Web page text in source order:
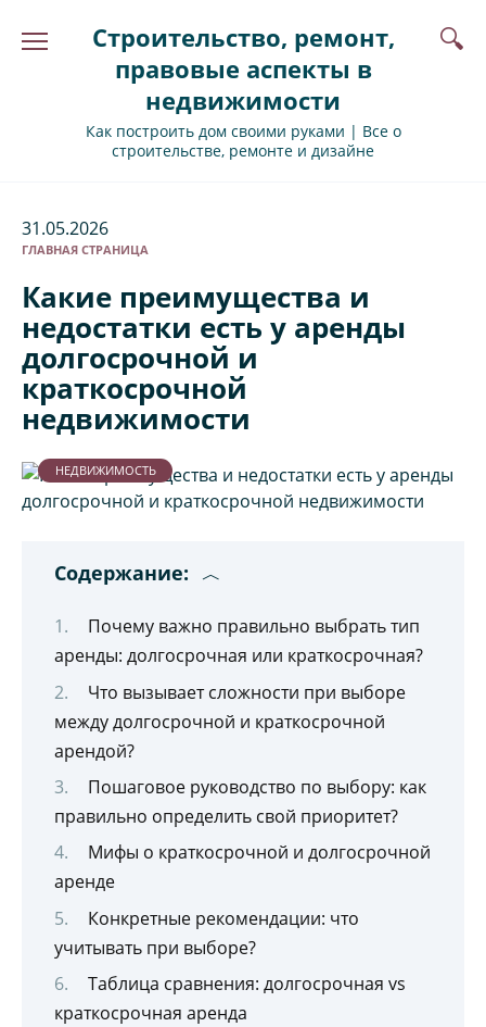
Строительство, ремонт,
правовые аспекты в
недвижимости
Как построить дом своими руками | Все о
строительстве, ремонте и дизайне
31.05.2026
ГЛАВНАЯ СТРАНИЦА
Какие преимущества и
недостатки есть у аренды
долгосрочной и
краткосрочной
недвижимости
НЕДВИЖИМОСТЬ
Содержание:
Почему важно правильно выбрать тип
аренды: долгосрочная или краткосрочная?
Что вызывает сложности при выборе
между долгосрочной и краткосрочной
арендой?
Пошаговое руководство по выбору: как
правильно определить свой приоритет?
Мифы о краткосрочной и долгосрочной
аренде
Конкретные рекомендации: что
учитывать при выборе?
Таблица сравнения: долгосрочная vs
краткосрочная аренда